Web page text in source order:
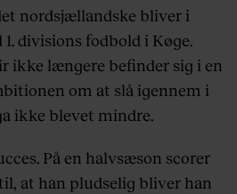
nordsjællandske bliver i
divisions fodbold i Køge.
ikke længere befinder sig i en
om at slå igennem i
ikke blevet mindre.
På en halvsæson scorer
at han pludselig bliver han